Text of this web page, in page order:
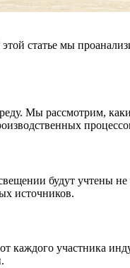
статье мы
Мы рассмотрим,
будут учтены
источников.
каждого участника